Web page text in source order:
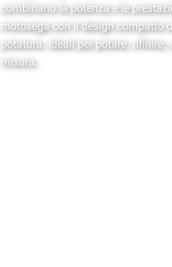
combinano la potenza e le
motosega con il design compatto
potatura. Ideali per potare, rifinire,
misura.